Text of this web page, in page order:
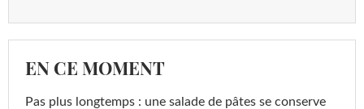
EN CE MOMENT
Pas plus longtemps : une salade de pâtes se conserve